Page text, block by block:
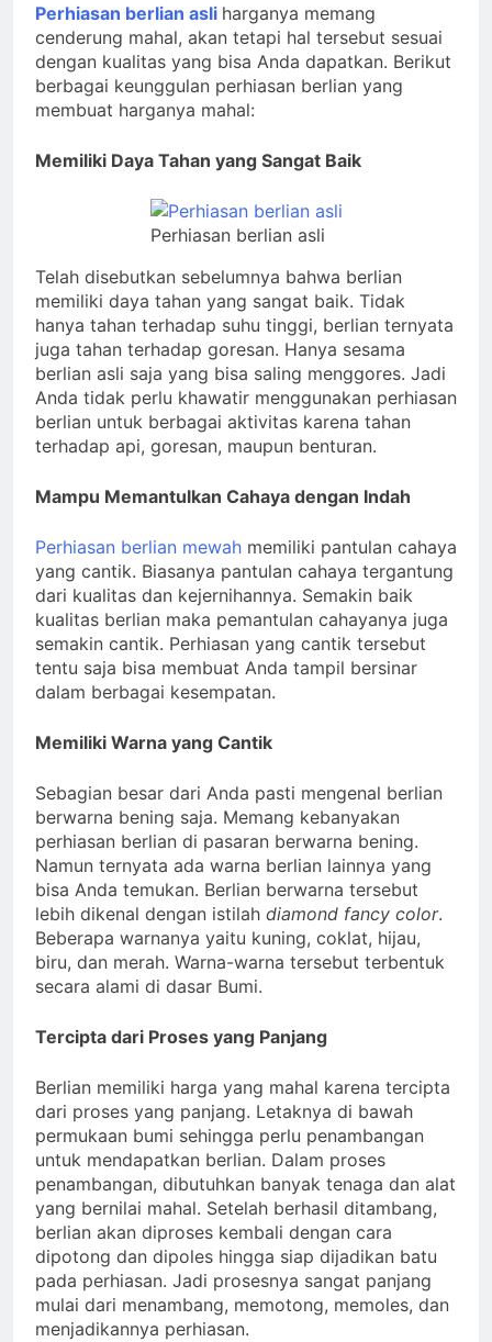
Perhiasan berlian asli harganya memang
cenderung mahal, akan tetapi hal tersebut sesuai
dengan kualitas yang bisa Anda dapatkan. Berikut
berbagai keunggulan perhiasan berlian yang
membuat harganya mahal:
Memiliki Daya Tahan yang Sangat Baik
Perhiasan berlian asli
Telah disebutkan sebelumnya bahwa berlian
memiliki daya tahan yang sangat baik. Tidak
hanya tahan terhadap suhu tinggi, berlian ternyata
juga tahan terhadap goresan. Hanya sesama
berlian asli saja yang bisa saling menggores. Jadi
Anda tidak perlu khawatir menggunakan perhiasan
berlian untuk berbagai aktivitas karena tahan
terhadap api, goresan, maupun benturan.
Mampu Memantulkan Cahaya dengan Indah
Perhiasan berlian mewah memiliki pantulan cahaya
yang cantik. Biasanya pantulan cahaya tergantung
dari kualitas dan kejernihannya. Semakin baik
kualitas berlian maka pemantulan cahayanya juga
semakin cantik. Perhiasan yang cantik tersebut
tentu saja bisa membuat Anda tampil bersinar
dalam berbagai kesempatan.
Memiliki Warna yang Cantik
Sebagian besar dari Anda pasti mengenal berlian
berwarna bening saja. Memang kebanyakan
perhiasan berlian di pasaran berwarna bening.
Namun ternyata ada warna berlian lainnya yang
bisa Anda temukan. Berlian berwarna tersebut
lebih dikenal dengan istilah diamond fancy color.
Beberapa warnanya yaitu kuning, coklat, hijau,
biru, dan merah. Warna-warna tersebut terbentuk
secara alami di dasar Bumi.
Tercipta dari Proses yang Panjang
Berlian memiliki harga yang mahal karena tercipta
dari proses yang panjang. Letaknya di bawah
permukaan bumi sehingga perlu penambangan
untuk mendapatkan berlian. Dalam proses
penambangan, dibutuhkan banyak tenaga dan alat
yang bernilai mahal. Setelah berhasil ditambang,
berlian akan diproses kembali dengan cara
dipotong dan dipoles hingga siap dijadikan batu
pada perhiasan. Jadi prosesnya sangat panjang
mulai dari menambang, memotong, memoles, dan
menjadikannya perhiasan.